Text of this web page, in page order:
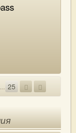
... 25